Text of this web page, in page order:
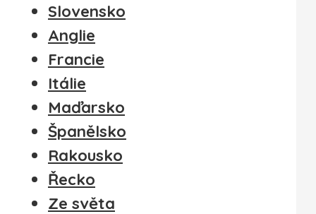
Slovensko
Anglie
Francie
Itálie
Maďarsko
Španělsko
Rakousko
Řecko
Ze světa